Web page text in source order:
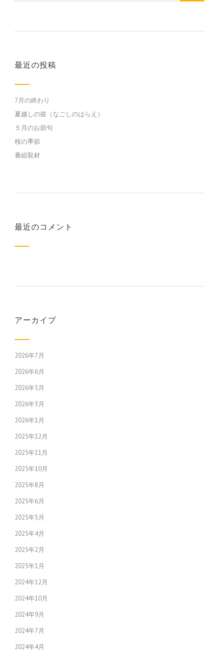
最近の投稿
7月の終わり
夏越しの祓（なごしのはらえ）
５月のお節句
桜の季節
番組取材
最近のコメント
アーカイブ
2026年7月
2026年6月
2026年5月
2026年3月
2026年1月
2025年12月
2025年11月
2025年10月
2025年8月
2025年6月
2025年5月
2025年4月
2025年2月
2025年1月
2024年12月
2024年10月
2024年9月
2024年7月
2024年4月